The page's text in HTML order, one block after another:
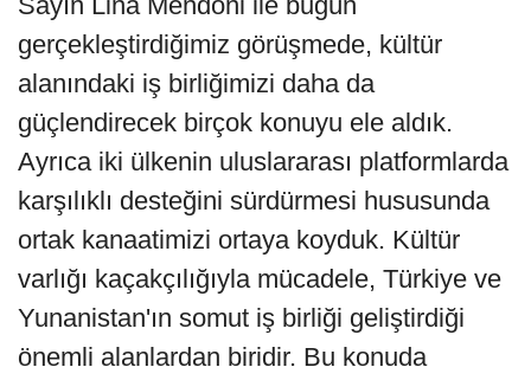
gerçekleştirdiğimiz görüşmede, kültür
alanındaki iş birliğimizi daha da
güçlendirecek birçok konuyu ele aldık.
Ayrıca iki ülkenin uluslararası platformlarda
karşılıklı desteğini sürdürmesi hususunda
ortak kanaatimizi ortaya koyduk. Kültür
varlığı kaçakçılığıyla mücadele, Türkiye ve
Yunanistan'ın somut iş birliği geliştirdiği
önemli alanlardan biridir. Bu konuda